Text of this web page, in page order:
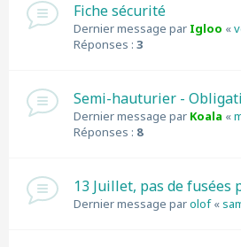
Fiche sécurité
Dernier message par Igloo «
Réponses : 3
Semi-hauturier -
Dernier message par Koala «
Réponses : 8
13 Juillet, pas de fusées
Dernier message parolof«